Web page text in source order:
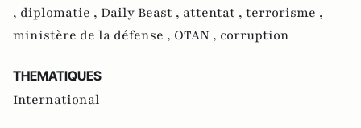
, diplomatie , Daily Beast , attentat , terrorisme ,
ministère de la défense , OTAN , corruption
THEMATIQUES
International